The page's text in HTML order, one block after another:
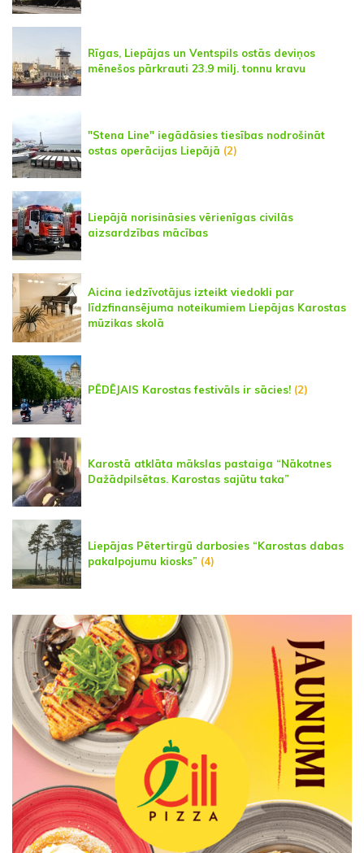
Rīgas, Liepājas un Ventspils ostās deviņos
mēnešos pārkrauti 23.9 milj. tonnu kravu
"Stena Line" iegādāsies tiesības nodrošināt
ostas operācijas Liepājā (2)
Liepājā norisināsies vērienīgas civilās
aizsardzības mācības
Aicina iedzīvotājus izteikt viedokli par
līdzfinansējuma noteikumiem Liepājas Karostas
mūzikas skolā
PĒDĒJAIS Karostas festivāls ir sācies! (2)
Karostā atklāta mākslas pastaiga “Nākotnes
Dažādpilsētas. Karostas sajūtu taka”
Liepājas Pētertirgū darbosies “Karostas dabas
pakalpojumu kiosks” (4)